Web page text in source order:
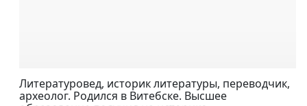
Литературовед, историк литературы, переводчик,
археолог. Родился в Витебске. Высшее